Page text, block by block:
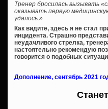
Тренер бросилась вызывать
оказывать первую
удалось.»
Как видите, здесь я не стал
инцидента. Страшно
неудачливого стрелка,
настоятельно рекомендую
говорится о подобных
Дополнение, сентябрь 2021